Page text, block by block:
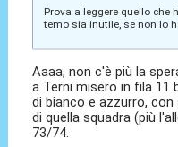
Prova a leggere quello che
temo sia inutile, se non lo
Aaaa, non c'è più la
a Terni misero in fila 11
di bianco e azzurro, con
di quella squadra (più
73/74.